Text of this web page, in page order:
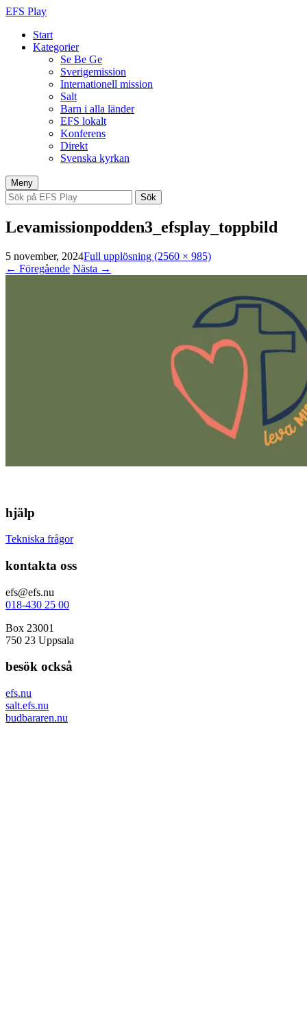
EFS Play
Start
Kategorier
Se Be Ge
Sverigemission
Internationell mission
Salt
Barn i alla länder
EFS lokalt
Konferens
Direkt
Svenska kyrkan
Meny Hoppa
till
innehåll
Sök
efter:
Levamissionpodden3_efsplay_toppbild
5 november, 2024Full upplösning (2560 × 985)
← Föregående Nästa →
hjälp
Tekniska frågor
kontakta oss
efs@efs.nu
018-430 25 00
Box 23001
750 23 Uppsala
besök också
efs.nu
salt.efs.nu
budbararen.nu